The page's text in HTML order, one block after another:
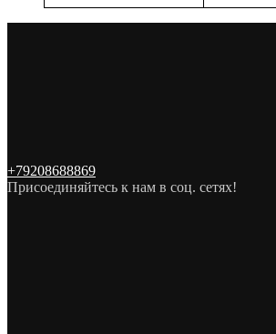
+79208688869
Присоединяйтесь к нам в соц. сетях!